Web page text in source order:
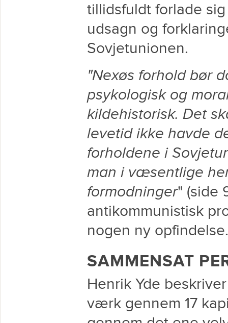
tillidsfuldt forlade
udsagn og
Sovjetunionen.
"Nexøs forhold bør
psykologisk og
kildehistorisk. Det
levetid ikke havde
forholdene i
man i væsentlige
formodninger" (side
antikommunistisk
nogen ny opfindelse.
SAMMENSAT
Henrik Yde
værk gennem 17